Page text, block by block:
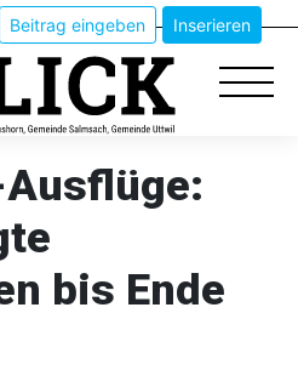
Beitrag eingeben Inserieren
bis Ende